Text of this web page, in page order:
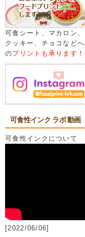
可食シート、マカロン、
クッキー、チョコなどへ
のプリントも承ります！
可食性インク ラボ 動画
可食性インクについて
[2022/06/06]